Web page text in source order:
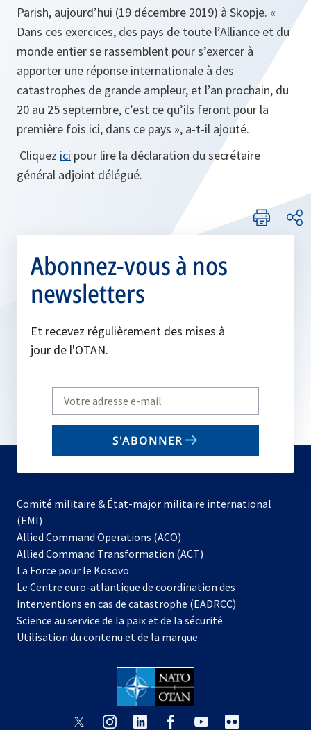
Parish, aujourd’hui (19 décembre 2019) à Skopje. «
Dans ces exercices, des pays de toute l’Alliance et du
monde entier se rassemblent pour s’exercer à
apporter une réponse internationale à des
catastrophes de grande ampleur, et l’an prochain, du
20 au 25 septembre, c’est ce qu’ils feront pour la
première fois ici, dans ce pays », a-t-il ajouté.
Cliquez ici pour lire la déclaration du secrétaire
général adjoint délégué.
Abonnez-vous à nos
newsletters
Et recevez régulièrement des mises à
jour de l'OTAN.
Write
your
email
S'ABONNER
Comité militaire & État-major militaire international
(EMI)
Allied Command Operations (ACO)
dans
nouvel
onglet
Allied Command Transformation (ACT)
La Force pour le Kosovo
dans
un
nouvel
onglet
Le Centre euro-atlantique de coordination des
interventions en cas de catastrophe (EADRCC)
Science au service de la paix et de la sécurité
Utilisation du contenu et de la marque
s’ouvres’ouvres’ouvres’ouvres’ouvre